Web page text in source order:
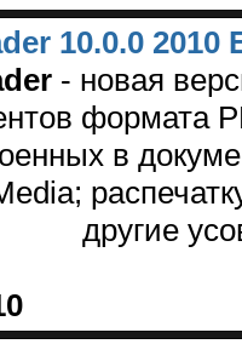
10.0.0 2010
- новая
формата
в
другие